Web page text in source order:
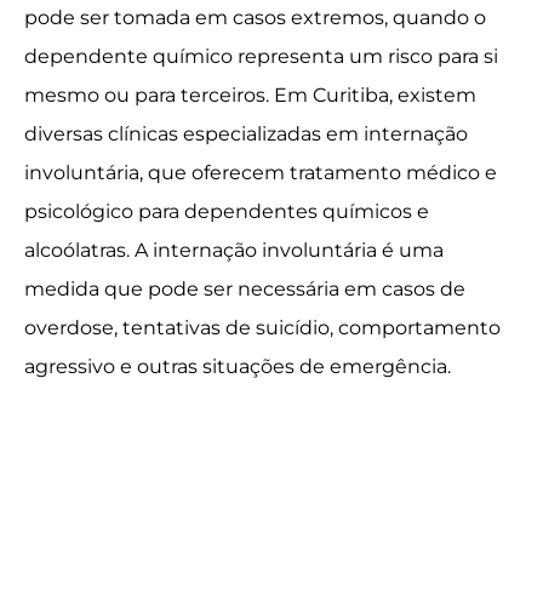
pode ser tomada em casos extremos, quando o
dependente químico representa um risco para si
mesmo ou para terceiros. Em Curitiba, existem
diversas clínicas especializadas em internação
involuntária, que oferecem tratamento médico e
psicológico para dependentes químicos e
alcoólatras. A internação involuntária é uma
medida que pode ser necessária em casos de
overdose, tentativas de suicídio, comportamento
agressivo e outras situações de emergência.